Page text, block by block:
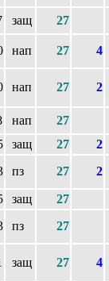
защ 27
нап 27 4
нап 27 2
нап 27
защ 27 2
пз 27 2
защ 27
пз 27
защ 27 4